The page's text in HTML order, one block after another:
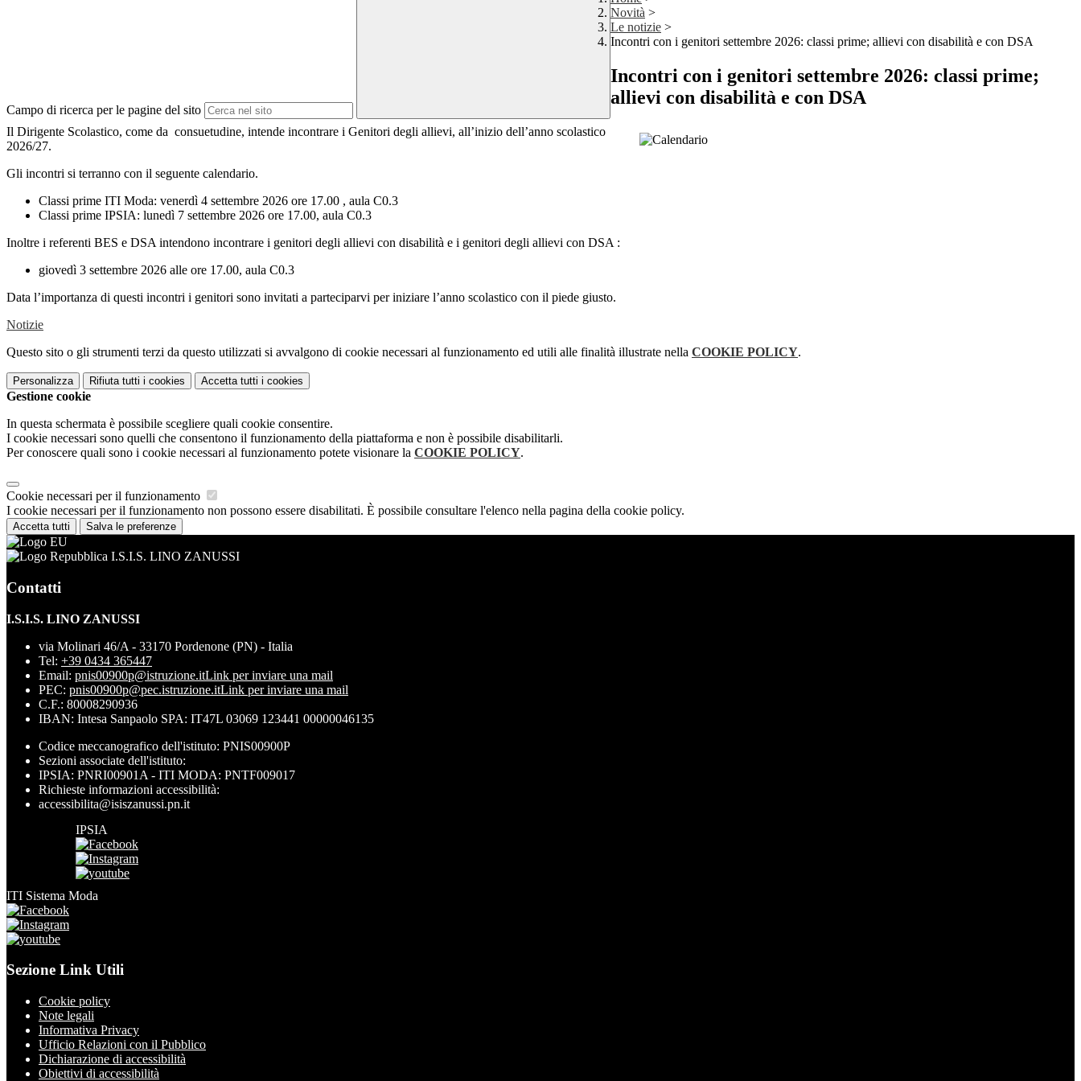
Campo di ricerca per le pagine del sito
Novità >
Le notizie >
Incontri con i genitori settembre 2026: classi prime; allievi con disabilità e con DSA
Incontri con i genitori settembre 2026: classi prime;
allievi con disabilità e con DSA
Il Dirigente Scolastico, come da consuetudine, intende incontrare i Genitori degli allievi, all’inizio dell’anno scolastico
2026/27.
Gli incontri si terranno con il seguente calendario.
Classi prime ITI Moda: venerdì 4 settembre 2026 ore 17.00 , aula C0.3
Classi prime IPSIA: lunedì 7 settembre 2026 ore 17.00, aula C0.3
Inoltre i referenti BES e DSA intendono incontrare i genitori degli allievi con disabilità e i genitori degli allievi con DSA :
giovedì 3 settembre 2026 alle ore 17.00, aula C0.3
Data l’importanza di questi incontri i genitori sono invitati a parteciparvi per iniziare l’anno scolastico con il piede giusto.
Notizie
Questo sito o gli strumenti terzi da questo utilizzati si avvalgono di cookie necessari al funzionamento ed utili alle finalità illustrate nella COOKIE POLICY.
Personalizza Rifiuta tutti i cookies Accetta tutti i cookies
Gestione cookie
In questa schermata è possibile scegliere quali cookie consentire.
I cookie necessari sono quelli che consentono il funzionamento della piattaforma e non è possibile disabilitarli.
Per conoscere quali sono i cookie necessari al funzionamento potete visionare la COOKIE POLICY.
Cookie necessari per il funzionamento
I cookie necessari per il funzionamento non possono essere disabilitati. È possibile consultare l'elenco nella pagina della cookie policy.
Accetta tutti Salva le preferenze
I.S.I.S. LINO ZANUSSI
Contatti
I.S.I.S. LINO ZANUSSI
via Molinari 46/A - 33170 Pordenone (PN) - Italia
Tel: +39 0434 365447
Email: pnis00900p@istruzione.itLink per inviare una mail
PEC: pnis00900p@pec.istruzione.itLink per inviare una mail
C.F.: 80008290936
IBAN: Intesa Sanpaolo SPA: IT47L 03069 123441 00000046135
Codice meccanografico dell'istituto: PNIS00900P
Sezioni associate dell'istituto:
IPSIA: PNRI00901A - ITI MODA: PNTF009017
Richieste informazioni accessibilità:
accessibilita@isiszanussi.pn.it
IPSIA
ITI Sistema Moda
Sezione Link Utili
Cookie policy
Note legali
Informativa Privacy
Ufficio Relazioni con il Pubblico
Dichiarazione di accessibilità
Obiettivi di accessibilità